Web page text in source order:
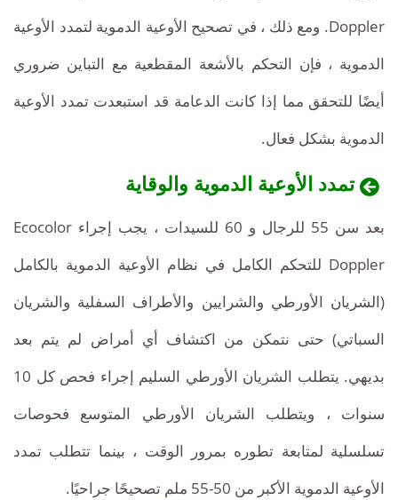
Doppler. ومع ذلك ، في تصحيح الأوعية الدموية لتمدد الأوعية
الدموية ، فإن التحكم بالأشعة المقطعية مع التباين ضروري
أيضًا للتحقق مما إذا كانت الدعامة قد استبعدت تمدد الأوعية
الدموية بشكل فعال.
تمدد الأوعية الدموية والوقاية
بعد سن 55 للرجال و 60 للسيدات ، يجب إجراء Ecocolor
Doppler للتحكم الكامل في نظام الأوعية الدموية بالكامل
(الشريان الأورطي والشرايين والأطراف السفلية والشريان
السباتي) حتى نتمكن من اكتشاف أي أمراض لم يتم بعد
بديهي. يتطلب الشريان الأورطي السليم إجراء فحص كل 10
سنوات ، ويتطلب الشريان الأورطي المتوسع فحوصات
تسلسلية لمتابعة تطوره بمرور الوقت ، بينما تتطلب تمدد
الأوعية الدموية الأكبر من 50-55 ملم تصحيحًا جراحيًا.